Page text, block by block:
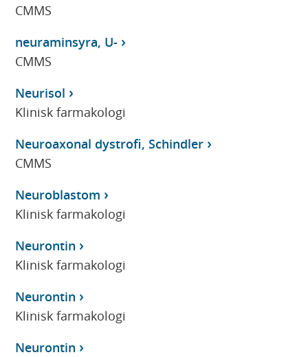
CMMS
neuraminsyra, U-
CMMS
Neurisol
Klinisk farmakologi
Neuroaxonal dystrofi, Schindler
CMMS
Neuroblastom
Klinisk farmakologi
Neurontin
Klinisk farmakologi
Neurontin
Klinisk farmakologi
Neurontin